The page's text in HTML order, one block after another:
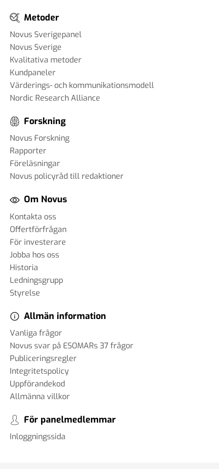
Metoder
Novus Sverigepanel
Novus Sverige
Kvalitativa metoder
Kundpaneler
Värderings- och kommunikationsmodell
Nordic Research Alliance
Forskning
Novus Forskning
Rapporter
Föreläsningar
Novus policyråd till redaktioner
Om Novus
Kontakta oss
Offertförfrågan
För investerare
Jobba hos oss
Historia
Ledningsgrupp
Styrelse
Allmän information
Vanliga frågor
Novus svar på ESOMARs 37 frågor
Publiceringsregler
Integritetspolicy
Uppförandekod
Allmänna villkor
För panelmedlemmar
Inloggningssida